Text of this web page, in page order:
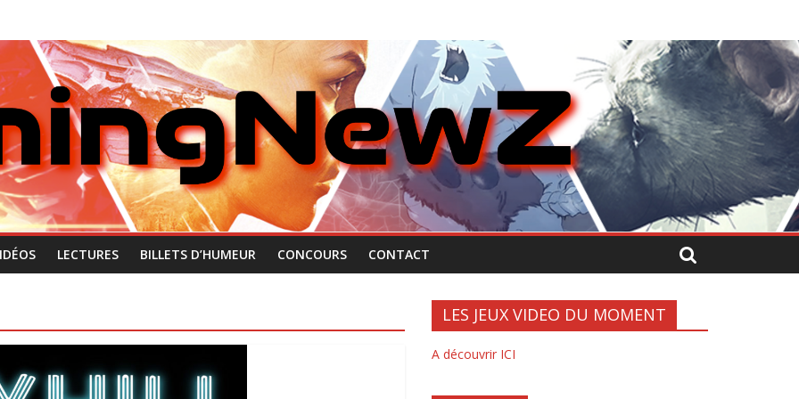
LECTURES BILLETS D’HUMEUR CONCOURS CONTACT
LES JEUX VIDEO DU MOMENT
A découvrir ICI